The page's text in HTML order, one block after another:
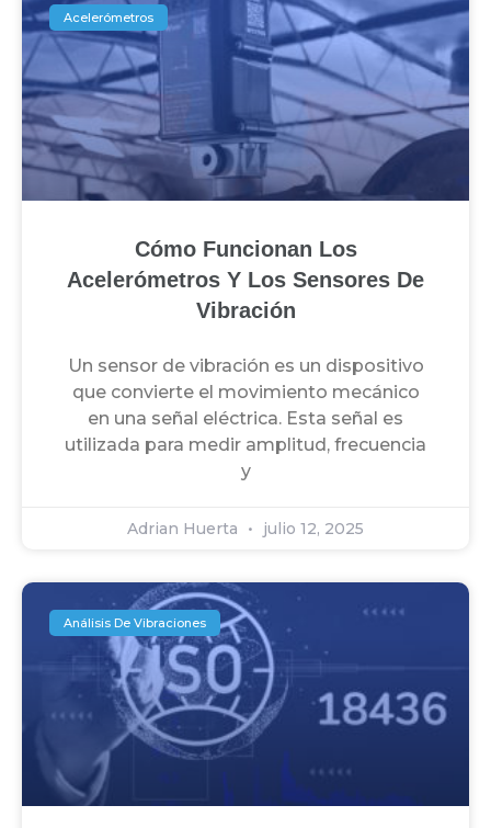
Acelerómetros
Cómo Funcionan Los
Acelerómetros Y Los Sensores De
Vibración
Un sensor de vibración es un dispositivo
que convierte el movimiento mecánico
en una señal eléctrica. Esta señal es
utilizada para medir amplitud, frecuencia
y
Adrian Huerta julio 12, 2025
Análisis De Vibraciones